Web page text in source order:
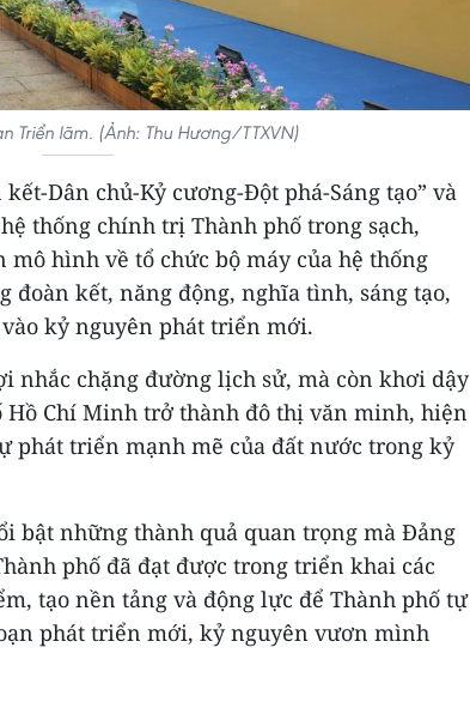
Triển lãm. (Ảnh: Thu Hương/TTXVN)
Dân chủ-Kỷ cương-Đột phá-Sáng tạo” và
thống chính trị Thành phố trong sạch,
hình về tổ chức bộ máy của hệ thống
kết, năng động, nghĩa tình, sáng tạo,
kỷ nguyên phát triển mới.
nhắc chặng đường lịch sử, mà còn khơi dậy
Chí Minh trở thành đô thị văn minh, hiện
phát triển mạnh mẽ của đất nước trong kỷ
bật những thành quả quan trọng mà Đảng
phố đã đạt được trong triển khai các
tạo nền tảng và động lực để Thành phố tự
phát triển mới, kỷ nguyên vươn mình